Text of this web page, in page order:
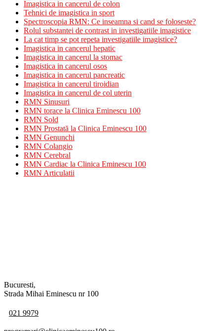
Imagistica in cancerul de colon
Tehnici de imagistica in sport
Spectroscopia RMN: Ce inseamna si cand se foloseste?
Rolul substantei de contrast in investigatiile imagistice
La cat timp se pot repeta investigatiile imagistice?
Imagistica in cancerul hepatic
Imagistica in cancerul la stomac
Imagistica in cancerul osos
Imagistica in cancerul pancreatic
Imagistica in cancerul tiroidian
Imagistica in cancerul de col uterin
RMN Sinusuri
RMN torace la Clinica Eminescu 100
RMN Sold
RMN Prostată la Clinica Eminescu 100
RMN Genunchi
RMN Colangio
RMN Cerebral
RMN Cardiac la Clinica Eminescu 100
RMN Articulatii
Bucuresti,
Strada Mihai Eminescu nr 100
021 9979